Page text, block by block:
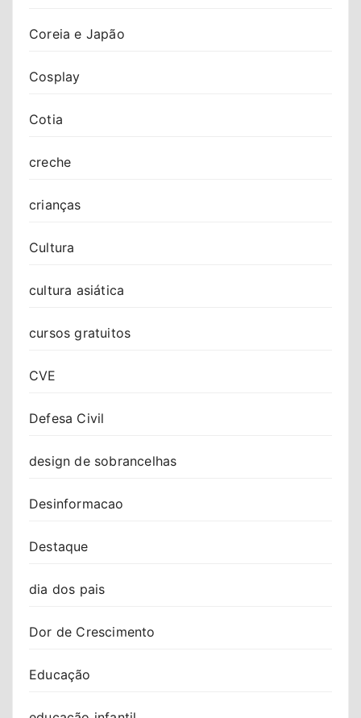
Coreia e Japão
Cosplay
Cotia
creche
crianças
Cultura
cultura asiática
cursos gratuitos
CVE
Defesa Civil
design de sobrancelhas
Desinformacao
Destaque
dia dos pais
Dor de Crescimento
Educação